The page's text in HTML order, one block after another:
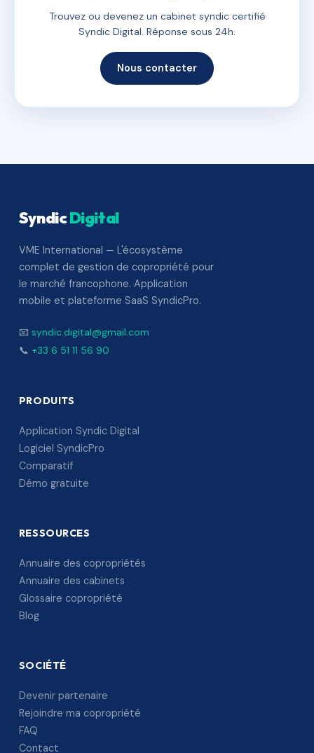
Trouvez ou devenez un cabinet syndic certifié
Syndic Digital. Réponse sous 24h.
Nous contacter
SyndicDigital
VME International — L'écosystème
complet de gestion de copropriété pour
le marché francophone. Application
mobile et plateforme SaaS SyndicPro.
📧 syndic.digital@gmail.com
📞 +33 6 51 11 56 90
PRODUITS
Application Syndic Digital
Logiciel SyndicPro
Comparatif
Démo gratuite
RESSOURCES
Annuaire des copropriétés
Annuaire des cabinets
Glossaire copropriété
Blog
SOCIÉTÉ
Devenir partenaire
Rejoindre ma copropriété
FAQ
Contact